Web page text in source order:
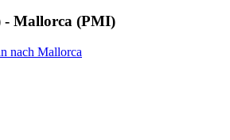
- Mallorca (PMI)
nach Mallorca